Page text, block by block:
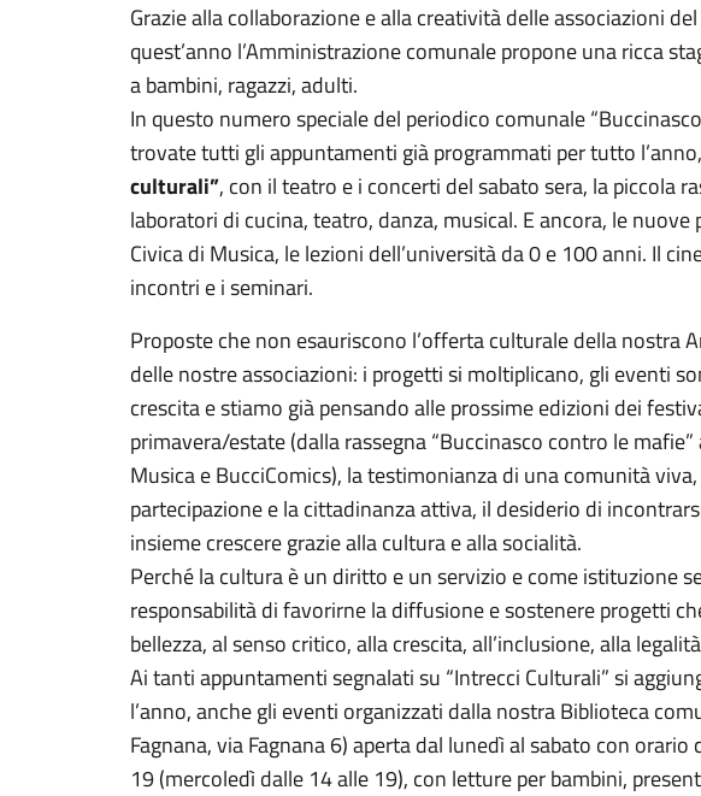
Grazie alla collaborazione e alla creatività delle associazioni
quest’anno l’Amministrazione comunale propone una ricca
a bambini, ragazzi, adulti.
In questo numero speciale del periodico comunale
trovate tutti gli appuntamenti già programmati per tutto
culturali”, con il teatro e i concerti del sabato sera, la piccola
laboratori di cucina, teatro, danza, musical. E ancora, le nuove
Civica di Musica, le lezioni dell’università da 0 e 100 anni. Il
incontri e i seminari.
Proposte che non esauriscono l’offerta culturale della nostra
delle nostre associazioni: i progetti si moltiplicano, gli eventi
crescita e stiamo già pensando alle prossime edizioni dei
primavera/estate (dalla rassegna “Buccinasco contro le mafie”
Musica e BucciComics), la testimonianza di una comunità
partecipazione e la cittadinanza attiva, il desiderio di
insieme crescere grazie alla cultura e alla socialità.
Perché la cultura è un diritto e un servizio e come istituzione
responsabilità di favorirne la diffusione e sostenere progetti
bellezza, al senso critico, alla crescita, all’inclusione, alla
Ai tanti appuntamenti segnalati su “Intrecci Culturali” si
l’anno, anche gli eventi organizzati dalla nostra Biblioteca
Fagnana, via Fagnana 6) aperta dal lunedì al sabato con
19 (mercoledì dalle 14 alle 19), con letture per bambini,